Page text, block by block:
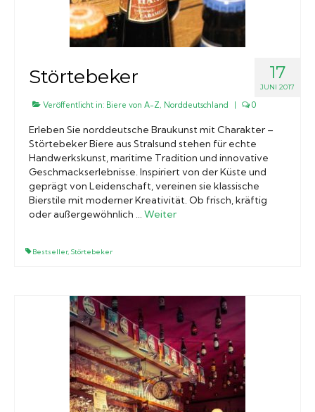
17
JUNI 2017
Störtebeker
Veröffentlicht in: Biere von A-Z, Norddeutschland 0
Erleben Sie norddeutsche Braukunst mit Charakter –
Störtebeker Biere aus Stralsund stehen für echte
Handwerkskunst, maritime Tradition und innovative
Geschmackserlebnisse. Inspiriert von der Küste und
geprägt von Leidenschaft, vereinen sie klassische
Bierstile mit moderner Kreativität. Ob frisch, kräftig
oder außergewöhnlich … Weiter
Bestseller, Störtebeker